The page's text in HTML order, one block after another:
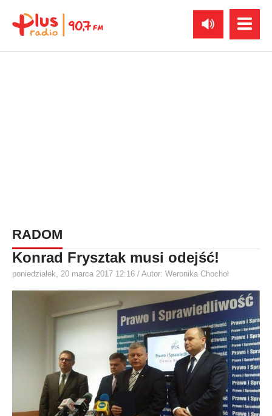
RADOM
Konrad Frysztak musi odejść!
poniedziałek, 20 marca 2017 12:16 / Autor: Weronika Chochoł